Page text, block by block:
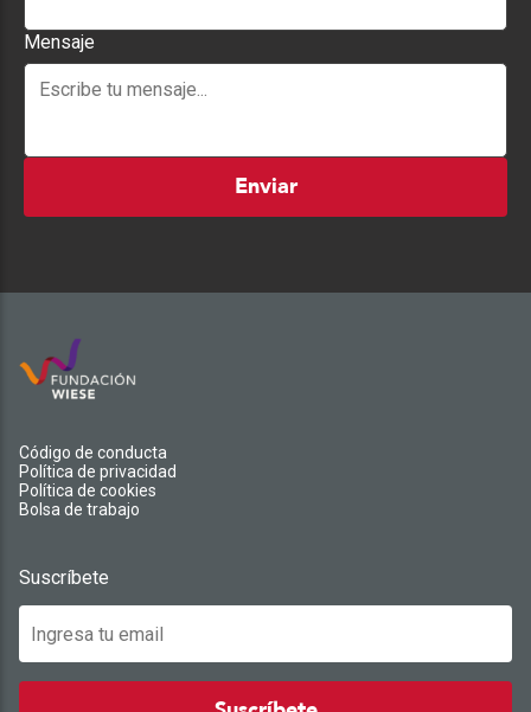
Mensaje
Enviar
Código de conducta
Política de privacidad
Política de cookies
Bolsa de trabajo
Suscríbete